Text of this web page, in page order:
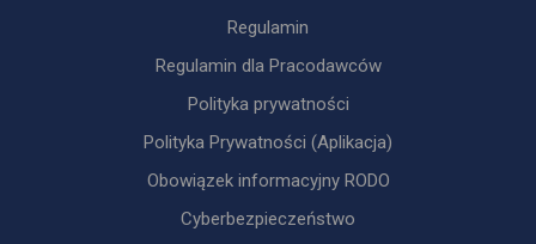
Regulamin
Regulamin dla Pracodawców
Polityka prywatności
Polityka Prywatności (Aplikacja)
Obowiązek informacyjny RODO
Cyberbezpieczeństwo